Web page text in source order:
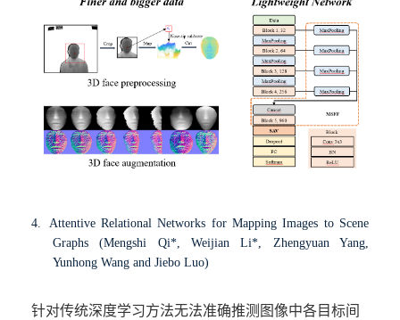
4.
Attentive Relational Networks for Mapping Images to Scene
Graphs (Mengshi Qi*, Weijian Li*, Zhengyuan Yang,
Yunhong Wang and Jiebo Luo)
针对传统深度学习方法无法准确推测图像中各目标间